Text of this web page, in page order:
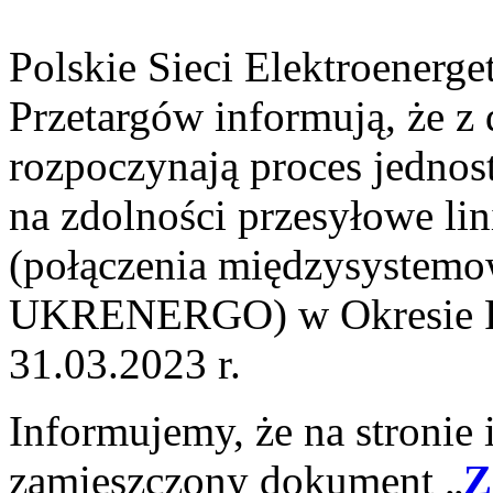
Polskie Sieci
Przetargów informują, że
rozpoczynają proces
na zdolności przesyłowe
(połączenia
UKRENERGO) w Okresie
31.03.2023 r.
Informujemy, że na
zamieszczony dokument „